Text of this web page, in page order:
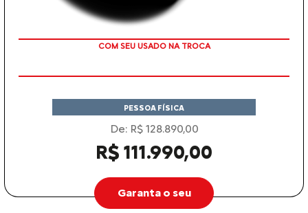
TAXA ZERO
PESSOA FÍSICA
De: R$ 128.890,00
R$ 111.990,00
Garanta o seu